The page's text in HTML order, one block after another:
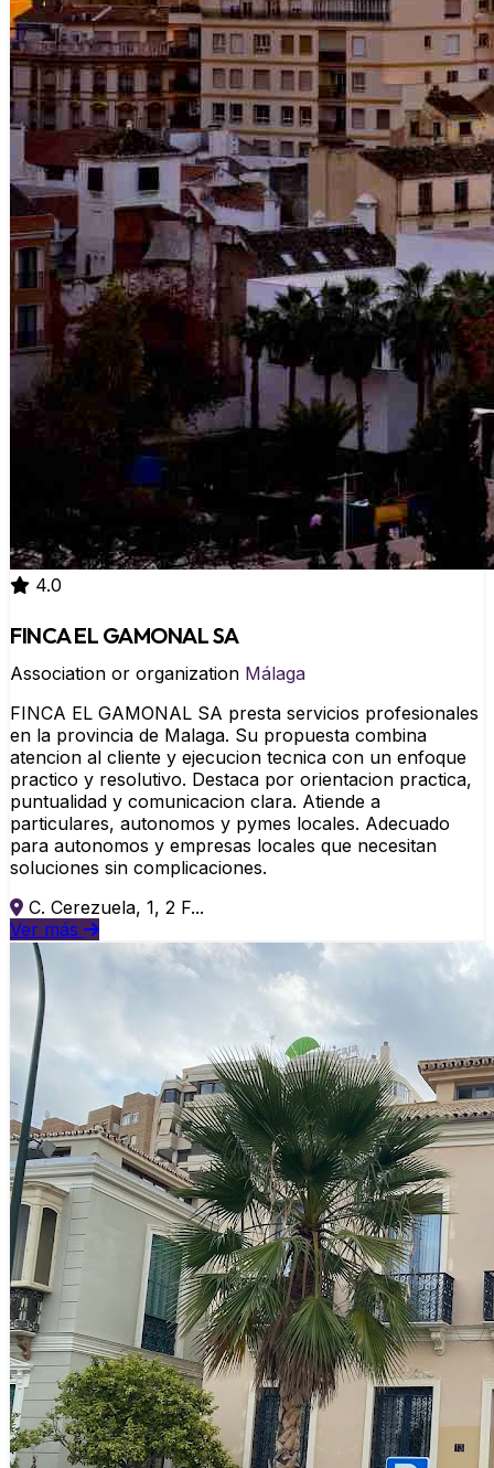
4.0
FINCA EL GAMONAL SA
Association or organization Málaga
FINCA EL GAMONAL SA presta servicios profesionales
en la provincia de Malaga. Su propuesta combina
atencion al cliente y ejecucion tecnica con un enfoque
practico y resolutivo. Destaca por orientacion practica,
puntualidad y comunicacion clara. Atiende a
particulares, autonomos y pymes locales. Adecuado
para autonomos y empresas locales que necesitan
soluciones sin complicaciones.
C. Cerezuela, 1, 2 F...
Ver más